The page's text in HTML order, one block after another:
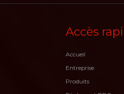
Accès
Accueil
Entreprise
Produits